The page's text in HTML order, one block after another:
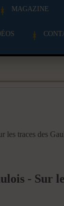
MAGAZINE
les traces des
- Sur